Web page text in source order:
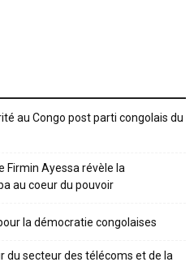
au Congo post parti congolais du
Firmin Ayessa révèle la
au coeur du pouvoir
la démocratie congolaises
du secteur des télécoms et de la